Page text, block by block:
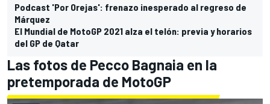
Podcast 'Por Orejas': frenazo inesperado al regreso de
Márquez
El Mundial de MotoGP 2021 alza el telón: previa y horarios
del GP de Qatar
Las fotos de Pecco Bagnaia en la
pretemporada de MotoGP